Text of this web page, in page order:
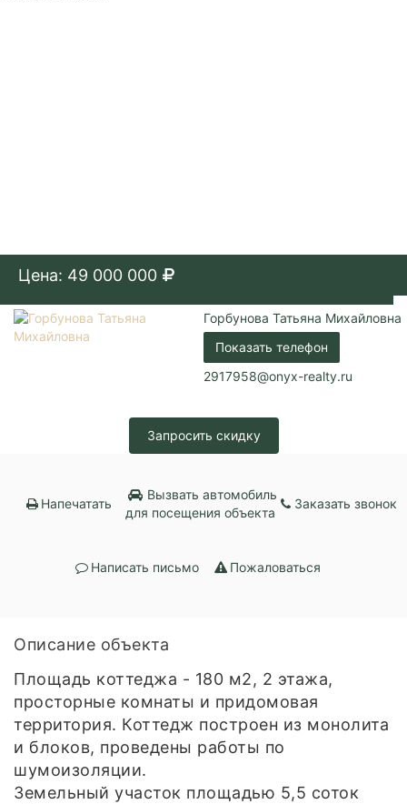
Цена: 49 000 000
Горбунова Татьяна Михайловна
Показать телефон
2917958@onyx-realty.ru
Запросить скидку
Напечатать
Вызвать автомобиль
для посещения объекта
Заказать звонок
Написать письмо Пожаловаться
Описание объекта
Площадь коттеджа - 180 м2, 2 этажа,
просторные комнаты и придомовая
территория. Коттедж построен из монолита
и блоков, проведены работы по
шумоизоляции.
Земельный участок площадью 5,5 соток